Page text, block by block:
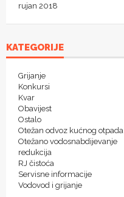
rujan 2018
KATEGORIJE
Grijanje
Konkursi
Kvar
Obavijest
Ostalo
Otežan odvoz kućnog otpada
Otežano vodosnabdijevanje
redukcija
RJ čistoća
Servisne informacije
Vodovod i grijanje